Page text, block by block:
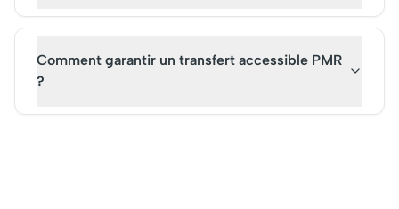
Comment garantir un transfert accessible PMR
?